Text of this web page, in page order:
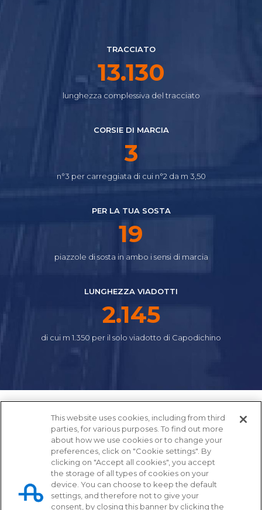
TRACCIATO
14.645
lunghezza complessiva del tracciato
CORSIE DI MARCIA
4
n°3 per carreggiata di cui n°2 da m 3,50
PER LA TUA SOSTA
21
piazzole di sosta in ambo i sensi di marcia
LUNGHEZZA VIADOTTI
2.392
di cui m 1.350 per il solo viadotto di Capodichino
Tangenziale di Napoli S.p.A.
This website uses cookies, including from third
parties, for various purposes. To find out more
about how we use cookies or to change your
preferences, click on "Cookie settings". By
clicking on "Accept all cookies", you accept
the storage of all types of cookies on your
device. You can choose to keep the default
settings, and therefore not to give your
consent, by closing this banner by clicking the